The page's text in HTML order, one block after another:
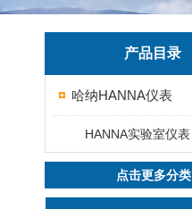
产品目录
哈纳HANNA仪表
HANNA实验室仪表
点击更多分类